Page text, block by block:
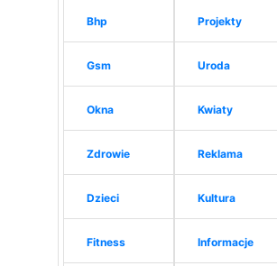
Bhp
Gsm
Okna
Zdrowie
Dzieci
Fitness
Projekty
Uroda
Kwiaty
Reklama
Kultura
Informacje